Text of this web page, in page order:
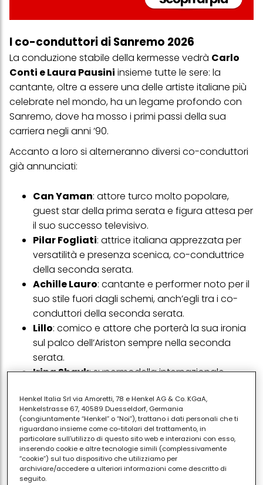
I co-conduttori di Sanremo 2026
La conduzione stabile della kermesse vedrà Carlo
Conti e Laura Pausini insieme tutte le sere: la
cantante, oltre a essere una delle artiste italiane più
celebrate nel mondo, ha un legame profondo con
Sanremo, dove ha mosso i primi passi della sua
carriera negli anni ’90.
Accanto a loro si alterneranno diversi co-conduttori
già annunciati:
Can Yaman: attore turco molto popolare,
guest star della prima serata e figura attesa per
il suo successo televisivo.
Pilar Fogliati: attrice italiana apprezzata per
versatilità e presenza scenica, co-conduttrice
della seconda serata.
Achille Lauro: cantante e performer noto per il
suo stile fuori dagli schemi, anch’egli tra i co-
conduttori della seconda serata.
Lillo: comico e attore che porterà la sua ironia
sul palco dell’Ariston sempre nella seconda
serata.
Irina Shayk: supermodella internazionale,
serata.
Per laquarta serata, dedicata alle Cover, al
momento la conduzione sarà affidata solo a Conti e
Pausini, con possibili annunci di ulteriori ospiti di
contorno nelle prossime ore.
Henkel Italia Srl via Amoretti, 78 e Henkel AG & Co. KGaA,
Henkelstrasse 67, 40589 Duesseldorf, Germania
(congiuntamente “Henkel” o “Noi”), trattano i dati personali che ti
riguardano insieme come co-titolari del trattamento, in
particolare sull'utilizzo di questo sito web e interazioni con esso,
inserendo cookie e altre tecnologie simili (complessivamente
“cookie”) sul tuo dispositivo che utilizziamo per
archiviare/accedere a ulteriori informazioni come descritto di
seguito.